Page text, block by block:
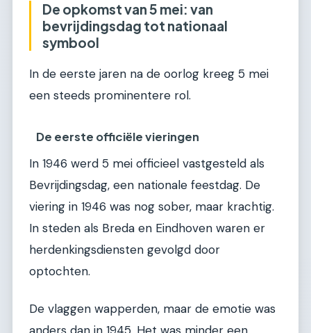
De opkomst van 5 mei: van
bevrijdingsdag tot nationaal
symbool
In de eerste jaren na de oorlog kreeg 5 mei
een steeds prominentere rol.
De eerste officiële vieringen
In 1946 werd 5 mei officieel vastgesteld als
Bevrijdingsdag, een nationale feestdag. De
viering in 1946 was nog sober, maar krachtig.
In steden als Breda en Eindhoven waren er
herdenkingsdiensten gevolgd door
optochten.
De vlaggen wapperden, maar de emotie was